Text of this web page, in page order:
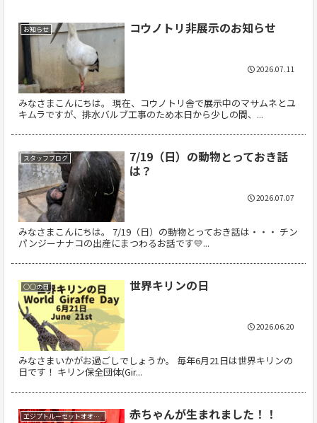
お知らせ コウノトリ非展示のお知らせ
みなさまこんにちは。 現在、コウノトリ舎で展示中のマサムネとユ
キムラですが、排水バルブ工事のため本日から少しの間、...
2026.07.11
スタッフブログ
7/19（日）の動物とっておき話
は？
みなさまこんにちは。 7/19（日）の動物とっておき話は・・・ チン
パンジーナナコの出産にまつわるお話です💛...
2026.07.07
○○の日 世界キリンの日
みなさまいかがお過ごしでしょうか。 毎年6月21日は世界キリンの
日です！ キリン保全団体(Gir...
2026.06.20
エジプトルーセットオオコウモリ 赤ちゃんが生まれました！！